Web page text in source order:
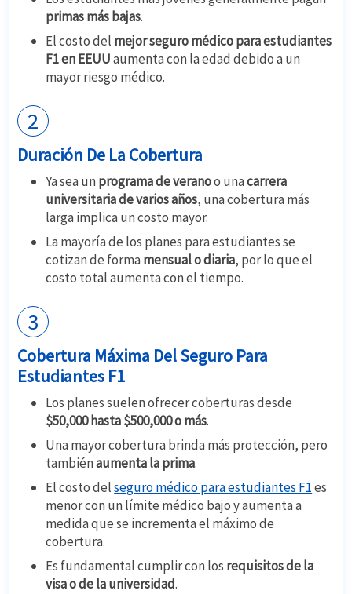
primas más bajas.
El costo del mejor seguro médico para estudiantes
F1 en EEUUaumenta con la edad debido a un
mayor riesgo médico.
2
Duración De La Cobertura
Ya sea unprograma de veranoo unacarrera
universitaria de varios años, una cobertura más
larga implica un costo mayor.
La mayoría de los planes para estudiantes se
cotizan de formamensual o diaria, por lo que el
costo total aumenta con el tiempo.
3
Cobertura Máxima Del Seguro Para
Estudiantes F1
Los planes suelen ofrecer coberturas desde
$50,000 hasta $500,000 o más.
Una mayor cobertura brinda más protección, pero
tambiénaumenta la prima.
El costo delseguro médico para estudiantes F1es
menor con un límite médico bajo y aumenta a
medida que se incrementa el máximo de
cobertura.
Es fundamental cumplir con los requisitos de la
visa o de la universidad.